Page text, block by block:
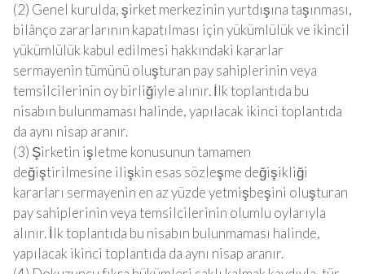
(2) Genel kurulda, şirket merkezinin yurtdışına taşınması,
bilânço zararlarının kapatılması için yükümlülük ve ikincil
yükümlülük kabul edilmesi hakkındaki kararlar
sermayenin tümünü oluşturan pay sahiplerinin veya
temsilcilerinin oy birliğiyle alınır. İlk toplantıda bu
nisabın bulunmaması halinde, yapılacak ikinci toplantıda
da aynı nisap aranır.
(3) Şirketin işletme konusunun tamamen
değiştirilmesine ilişkin esas sözleşme değişikliği
kararları sermayenin en az yüzde yetmişbeşini oluşturan
pay sahiplerinin veya temsilcilerinin olumlu oylarıyla
alınır. İlk toplantıda bu nisabın bulunmaması halinde,
yapılacak ikinci toplantıda da aynı nisap aranır.